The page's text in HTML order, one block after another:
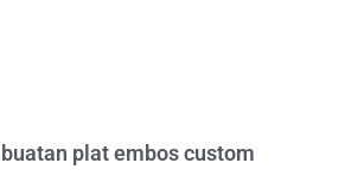
plat embos custom